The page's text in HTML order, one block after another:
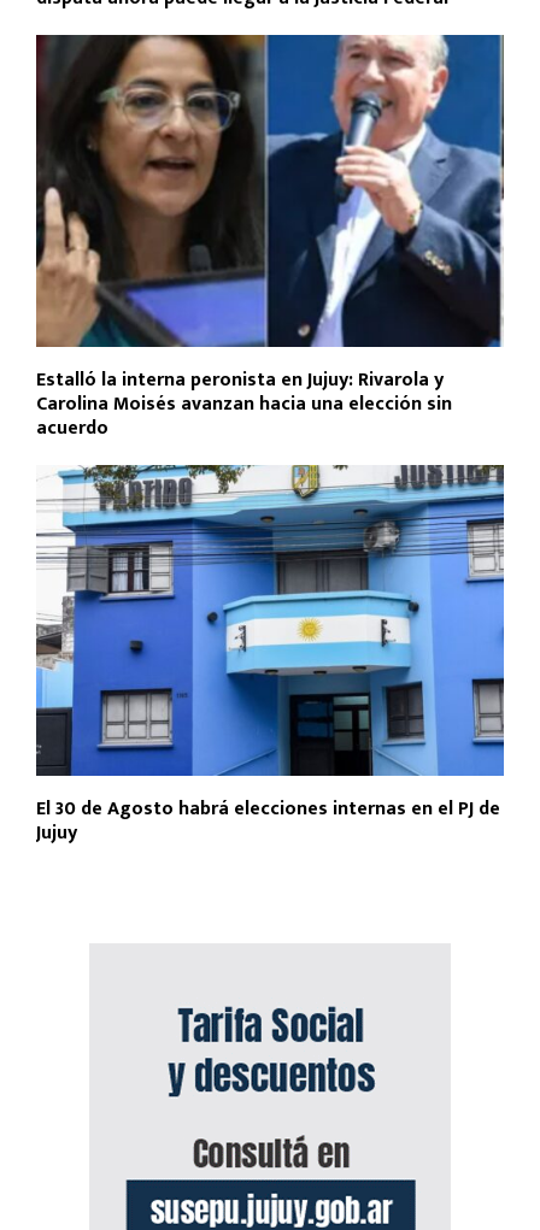
Estalló la interna peronista en Jujuy: Rivarola y
Carolina Moisés avanzan hacia una elección sin
acuerdo
El 30 de Agosto habrá elecciones internas en el PJ de
Jujuy